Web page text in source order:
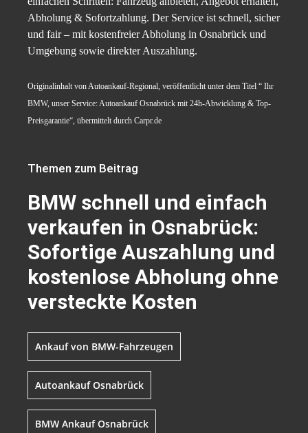
Abholung & Sofortzahlung. Der Service ist schnell, sicher
und fair – mit kostenfreier Abholung in Osnabrück und
Umgebung sowie direkter Auszahlung.
Originalinhalt von Autoankauf-Regional, veröffentlicht unter dem Titel “ Ihr
BMW, unser Service: Autoankauf Osnabrück mit 24h-Abwicklung & Top-
Preisgarantie“, übermittelt durch Carpr.de
Themen zum Beitrag
BMW schnell und einfach
verkaufen in Osnabrück:
Sofortige Auszahlung und
kostenlose Abholung ohne
versteckte Kosten
Ankauf von BMW-Fahrzeugen
Autoankauf Osnabrück
BMW Ankauf Osnabrück